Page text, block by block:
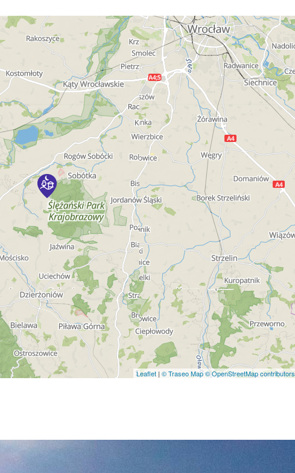
Leaflet | © Traseo Map© OpenStreetMap contributors